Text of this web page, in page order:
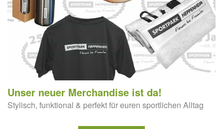
Unser neuer Merchandise ist da!
Stylisch, funktional & perfekt für euren sportlichen Alltag